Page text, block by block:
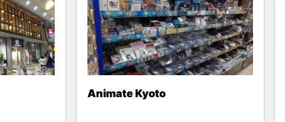
Animate Kyoto